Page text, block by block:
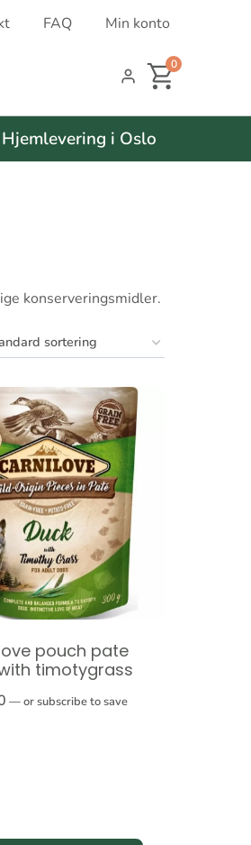
FAQ Min konto
0
Hjemlevering i Oslo
konserveringsmidler.
pouch pate
timotygrass
—or subscribe to save